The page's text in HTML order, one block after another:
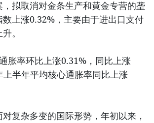
拟取消对金条生产和黄金专营的垄
上涨0.32%，主要由于进出口支付
。
胀率环比上涨0.31%，同比上涨
上半年平均核心通胀率同比上涨
复杂多变的国际形势，年初以来，